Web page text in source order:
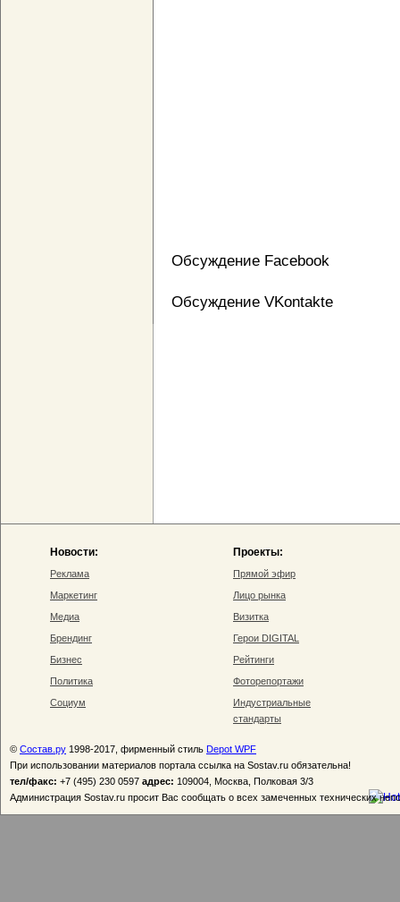
Обсуждение Facebook
Обсуждение VKontakte
Новости:
Реклама
Маркетинг
Медиа
Брендинг
Бизнес
Политика
Социум
Проекты:
Прямой эфир
Лицо рынка
Визитка
Герои DIGITAL
Рейтинги
Фоторепортажи
Индустриальные
стандарты
© Состав.ру 1998-2017, фирменный стиль Depot WPF
При использовании материалов портала ссылка на Sostav.ru обязательна!
тел/факс: +7 (495) 230 0597 адрес: 109004, Москва, Полковая 3/3
Администрация Sostav.ru просит Вас сообщать о всех замеченных технических